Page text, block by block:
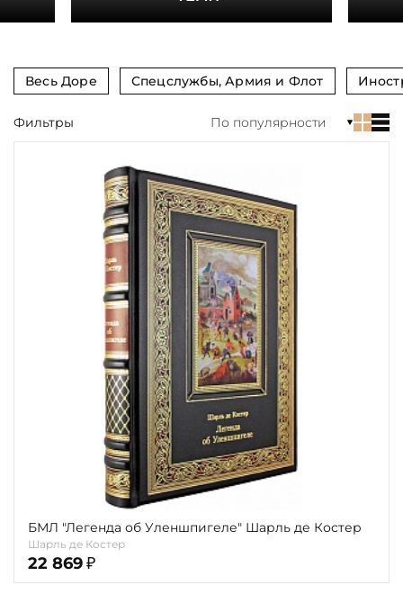
Весь Доре Спецслужбы, Армия и Флот
Обрез
Тиснение
Пол и возраст
Фильтры По популярности
БМЛ "Легенда об Уленшпигеле" Шарль де Костер
Шарль де Костер
22 869 ₽